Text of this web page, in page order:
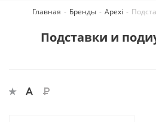
Главная - Бренды - Apexi -
Подставки и